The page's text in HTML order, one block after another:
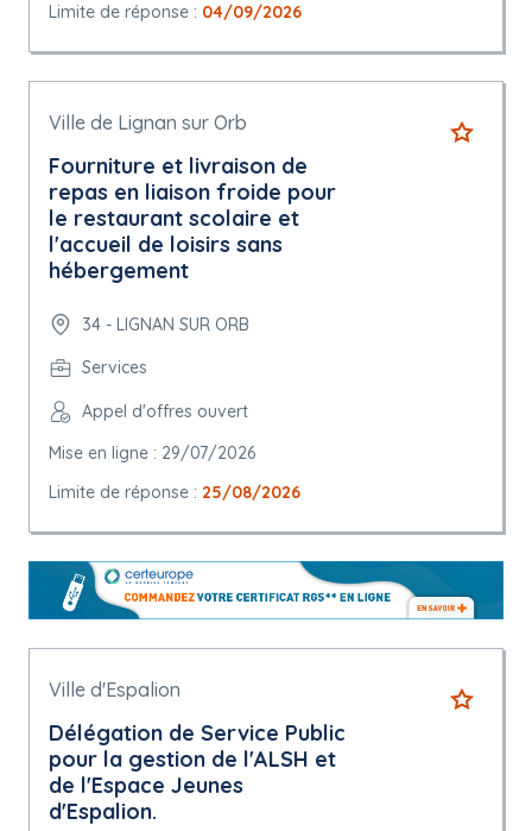
Limite de réponse : 04/09/2026
Ville de Lignan sur Orb
Fourniture et livraison de
repas en liaison froide pour
le restaurant scolaire et
l'accueil de loisirs sans
hébergement
34 - LIGNAN SUR ORB
Services
Appel d'offres ouvert
Mise en ligne : 29/07/2026
Limite de réponse : 25/08/2026
Ville d'Espalion
Délégation de Service Public
pour la gestion de l'ALSH et
de l'Espace Jeunes
d'Espalion.